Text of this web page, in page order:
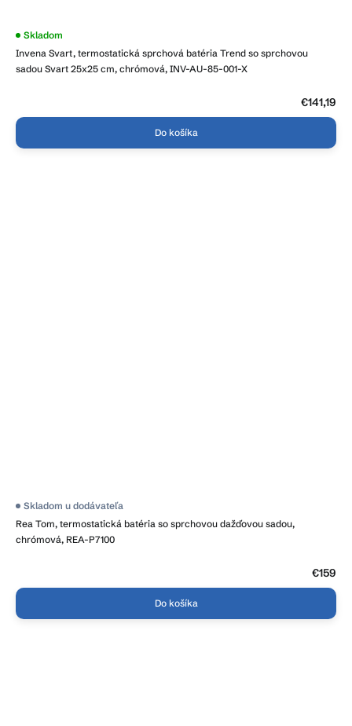
Invena Svart, termostatická sprchová batéria Trend so sprchovou
sadou Svart 25x25 cm, chrómová, INV-AU-85-001-X
Skladom
€141,19
Do košíka
Rea Tom, termostatická batéria so sprchovou dažďovou sadou,
chrómová, REA-P7100
Priemerné
produktu
je
Skladom u dodávateľa
€159
Do košíka